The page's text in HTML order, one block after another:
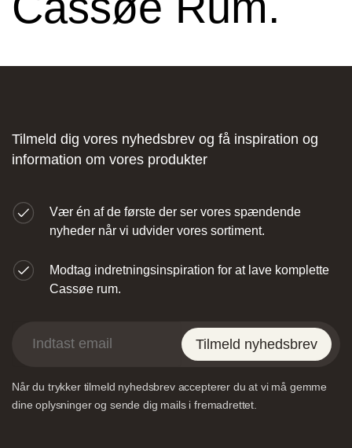
Tilmeld dig vores nyhedsbrev og få inspiration og
information om vores produkter
Vær én af de første der ser vores spændende
nyheder når vi udvider vores sortiment.
Modtag indretningsinspiration for at lave komplette
Cassøe rum.
Tilmeld nyhedsbrev
Når du trykker tilmeld nyhedsbrev accepterer du at vi må gemme
dine oplysninger og sende dig mails i fremadrettet.
Industrivænget 16, 3400 Hillerød, Danmark
JKE Design – Glostrup
Søndre Ringvej 35, 2605 Brøndby, Danmark